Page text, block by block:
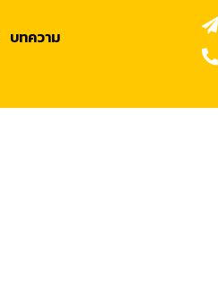
บทความ